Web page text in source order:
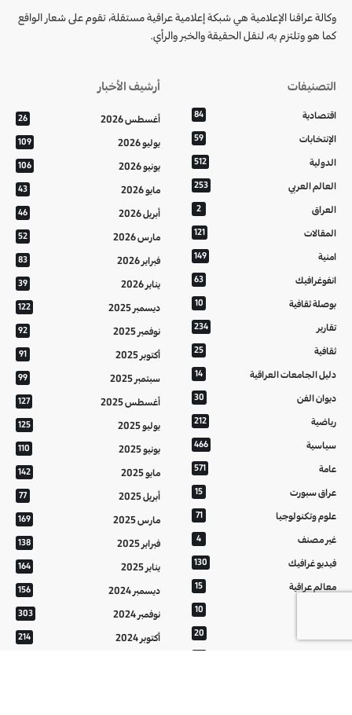
وكالة عراقنا الإعلامية هي شبكة إعلامية عراقية مستقلة، تقوم على شعار الواقع
كما هو وتلتزم به، لنقل الحقيقة والخبر والرأي.
التصنيفات
اقتصادية 84
الإنتخابات 59
الدولية 512
العالم العربي 253
العراق 2
المقالات 121
امنية 149
انفوغرافيك 63
بوصلة ثقافية 10
تقارير 234
ثقافية 25
دليل الجامعات العراقية 14
ديوان الفن 30
رياضية 212
سياسية 466
عامة 571
عراق سبورت 15
علوم وتكنولوجيا 71
غير مصنف 4
فيديو غرافيك 130
معالم عراقية 15
10
20
أرشيف الأخبار
أغسطس 2026 26
يوليو 2026 109
يونيو 2026 106
مايو 2026 43
أبريل 2026 46
مارس 2026 52
فبراير 2026 83
يناير 2026 39
ديسمبر 2025 122
نوفمبر 2025 92
أكتوبر 2025 91
سبتمبر 2025 99
أغسطس 2025 127
يوليو 2025 125
يونيو 2025 110
مايو 2025 142
أبريل 2025 77
مارس 2025 169
فبراير 2025 138
يناير 2025 164
ديسمبر 2024 156
نوفمبر 2024 303
أكتوبر 2024 214